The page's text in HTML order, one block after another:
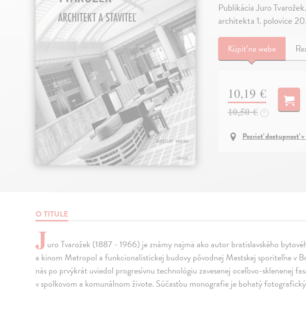
Publikácia Juro
architekta 1. polovice
Kúpiťna webe
10,19 €
10,50 € ?
Pozrieť dostupnosť
O TITULE
Juro Tvarožek (1887 - 1966) je známy najmä ako autor bratislavského
a kinom Metropol a funkcionalistickej budovy pôvodnej Mestskej sporiteľne v
nás po prvýkrát uviedol progresívnu technológiu zavesenej oceľovo-sklenenej
v spolkovom a komunálnom živote. Súčasťou monografie je bohatý